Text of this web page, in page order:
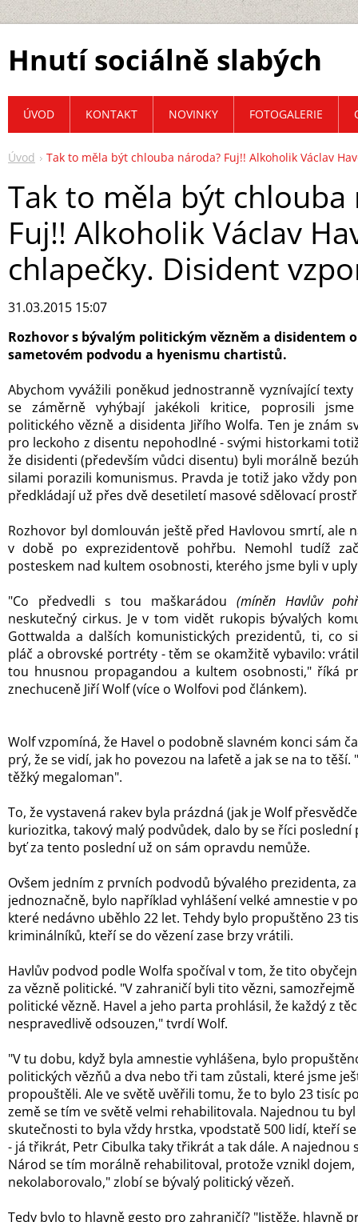
Hnutí sociálně slabých
Úvod Tak to měla být chlouba národa? Fuj!! Alkoholik Václav
Tak to měla být chlouba
Fuj!! Alkoholik Václav
chlapečky. Disident
31.03.2015 15:07
Rozhovor s bývalým politickým vězněm a disidentem
sametovém podvodu a hyenismu chartistů.
Abychom vyvážili poněkud jednostranně vyznívající
se záměrně vyhýbají jakékoli kritice, poprosili
politického vězně a disidenta Jiřího Wolfa. Ten je znám
pro leckoho z disentu nepohodlné - svými historkami
že disidenti (především vůdci disentu) byli morálně
silami porazili komunismus. Pravda je totiž jako vždy
předkládají už přes dvě desetiletí masové sdělovací
Rozhovor byl domlouván ještě před Havlovou smrtí, ale
v době po exprezidentově pohřbu. Nemohl tudíž
posteskem nad kultem osobnosti, kterého jsme byli v
"Co předvedli s tou maškarádou (míněn Havlův
neskutečný cirkus. Je v tom vidět rukopis bývalých
Gottwalda a dalších komunistických prezidentů, ti, co
pláč a obrovské portréty - těm se okamžitě vybavilo:
tou hnusnou propagandou a kultem osobnosti," říká
znechuceně Jiří Wolf (více o Wolfovi pod článkem).
Wolf vzpomíná, že Havel o podobně slavném konci sám
prý, že se vidí, jak ho povezou na lafetě a jak se na to těší.
těžký megaloman".
To, že vystavená rakev byla prázdná (jak je Wolf
kuriozitka, takový malý podvůdek, dalo by se říci poslední
byť za tento poslední už on sám opravdu nemůže.
Ovšem jedním z prvních podvodů bývalého prezidenta,
jednoznačně, bylo například vyhlášení velké amnestie v
které nedávno uběhlo 22 let. Tehdy bylo propuštěno 23
kriminálníků, kteří se do vězení zase brzy vrátili.
Havlův podvod podle Wolfa spočíval v tom, že tito
za vězně politické. "V zahraničí byli tito vězni,
politické vězně. Havel a jeho parta prohlásil, že každý z
nespravedlivě odsouzen," tvrdí Wolf.
"V tu dobu, když byla amnestie vyhlášena, bylo
politických vězňů a dva nebo tři tam zůstali, které jsme
propouštěli. Ale ve světě uvěřili tomu, že to bylo 23 tisíc
země se tím ve světě velmi rehabilitovala. Najednou tu
skutečnosti to byla vždy hrstka, vpodstatě 500 lidí, kteří
- já třikrát, Petr Cibulka taky třikrát a tak dále. A najednou
Národ se tím morálně rehabilitoval, protože vznikl
nekolaborovalo," zlobí se bývalý politický vězeň.
Tedy bylo to hlavně gesto pro zahraničí? "Jistěže, hlavně
ÚVOD KONTAKT NOVINKY FOTOGALERIE